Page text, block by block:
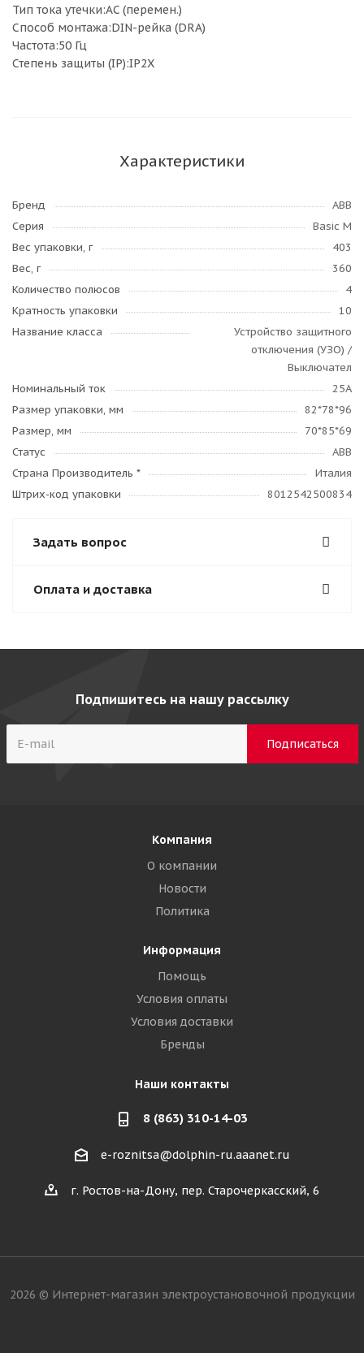
Тип тока утечки:AC (перемен.)
Способ монтажа:DIN-рейка (DRA)
Частота:50 Гц
Степень защиты (IP):IP2X
Характеристики
Бренд
ABB
Серия
Basic M
Вес упаковки, г
403
Вес, г
360
Количество полюсов
4
Кратность упаковки
10
Название класса
Устройство защитного
отключения (УЗО) /
Выключател
Номинальный ток
25А
Размер упаковки, мм
82*78*96
Размер, мм
70*85*69
Статус
ABB
Страна Производитель *
Италия
Штрих-код упаковки
8012542500834
Задать вопрос
Оплата и доставка
Подпишитесь на нашу рассылку
Компания
О компании
Новости
Политика
Информация
Помощь
Условия оплаты
Условия доставки
Бренды
Наши контакты
8 (863) 310-14-03
e-roznitsa@dolphin-ru.aaanet.ru
г. Ростов-на-Дону, пер. Старочеркасский, 6
2026 © Интернет-магазин электроустановочной продукции